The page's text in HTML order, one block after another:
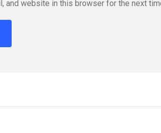
and website in this browser for the next